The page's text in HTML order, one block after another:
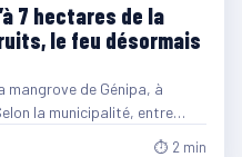
7 hectares de la
le feu désormais
mangrove de Génipa, à
la municipalité, entre…
⏱ 2 min